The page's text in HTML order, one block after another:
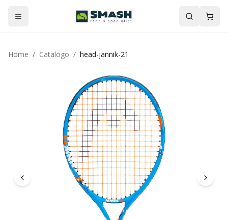
Home / Catalogo / head-jannik-21